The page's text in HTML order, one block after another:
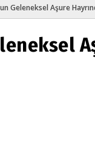
Geleneksel Aşure